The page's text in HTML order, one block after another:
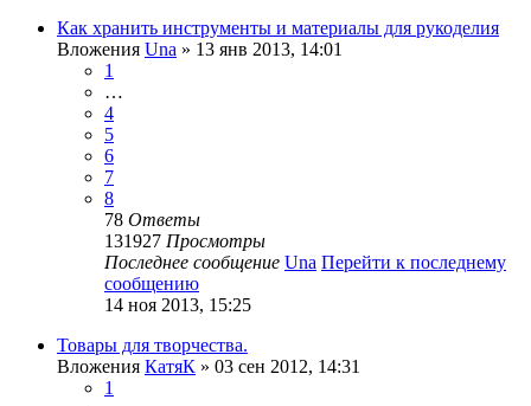
Как хранить инструменты и материалы для рукоделия
Вложения Una » 13 янв 2013, 14:01
1
…
4
5
6
7
8
78 Ответы
131927 Просмотры
Последнее сообщение Una Перейти к последнему
сообщению
14 ноя 2013, 15:25
Товары для творчества.
Вложения КатяК » 03 сен 2012, 14:31
1